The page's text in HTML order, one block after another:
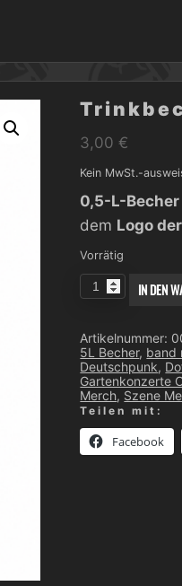
3,00 €
Kein MwSt.-
0,5-L-Becher
dem Logo
Vorrätig
Trinkbecher
0,5L
Menge
IN DEN
Artikelnummer:
5L Becher, band
Deutschpunk,
Gartenkonzerte
Merch, Szene
Teilen mit:
Facebook